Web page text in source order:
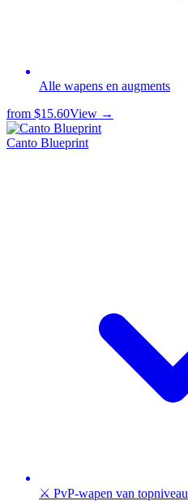
Alle wapens en augments
from $15.60View →
Canto Blueprint
⚔️ PvP-wapen van topniveau